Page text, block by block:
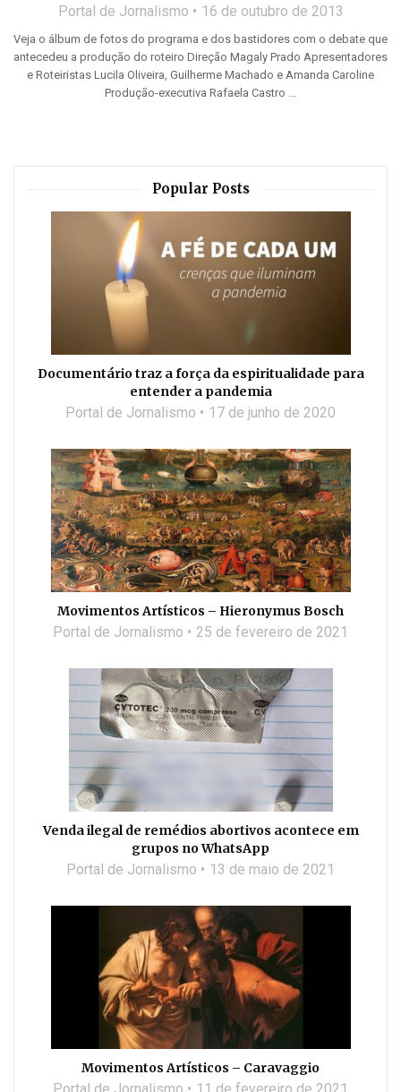
Portal de Jornalismo 16 de outubro de 2013
Veja o álbum de fotos do programa e dos bastidores com o debate que
antecedeu a produção do roteiro Direção Magaly Prado Apresentadores
e Roteiristas Lucila Oliveira, Guilherme Machado e Amanda Caroline
Produção-executiva Rafaela Castro ...
Popular Posts
Documentário traz a força da espiritualidade para
entender a pandemia
Portal de Jornalismo 17 de junho de 2020
Movimentos Artísticos – Hieronymus Bosch
Portal de Jornalismo 25 de fevereiro de 2021
Venda ilegal de remédios abortivos acontece em
grupos no WhatsApp
Portal de Jornalismo 13 de maio de 2021
Movimentos Artísticos – Caravaggio